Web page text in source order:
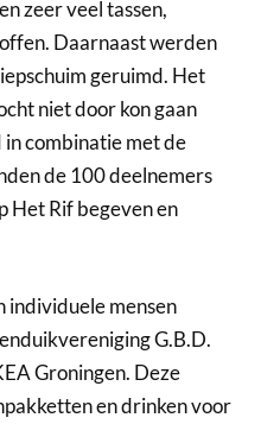
zeer veel tassen,
Daarnaast werden
geruimd. Het
niet door kon gaan
combinatie met de
de 100 deelnemers
Het Rif begeven en
individuele mensen
G.B.D.
Groningen. Deze
en drinken voor